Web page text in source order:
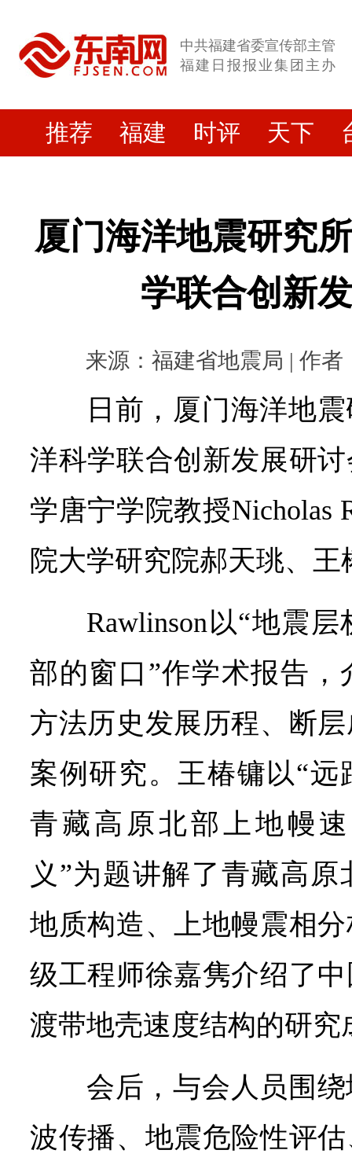
中共福建省委宣传部主管
福建日报报业集团主办
推荐 福建 时评 天下
厦门海洋地震研究
学联合创新
来源：福建省地震局 | 作者
日前，厦门海洋地
洋科学联合创新发展研
学唐宁学院教授Nicholas
院大学研究院郝天珧、
Rawlinson以“地震
部的窗口”作学术报告
方法历史发展历程、断
案例研究。王椿镛以“
青藏高原北部上地幔
义”为题讲解了青藏高
地质构造、上地幔震相
级工程师徐嘉隽介绍了
渡带地壳速度结构的研究
会后，与会人员围
波传播、地震危险性评